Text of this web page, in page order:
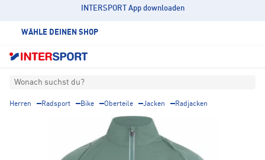
INTERSPORT App downloaden
WÄHLE DEINEN SHOP
Wonach suchst du?
Herren Radsport Bike Oberteile Jacken Radjacken